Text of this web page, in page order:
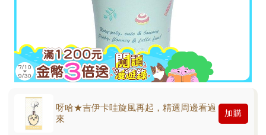
呀哈★吉伊卡哇旋風再起，精選周邊看過
來
加購